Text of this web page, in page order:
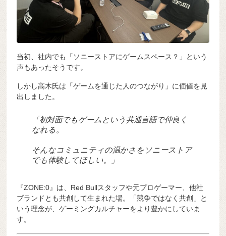
当初、社内でも「ソニーストアにゲームスペース？」という
声もあったそうです。
しかし高木氏は「ゲームを通じた人のつながり」に価値を見
出しました。
「初対面でもゲームという共通言語で仲良く
なれる。
そんなコミュニティの温かさをソニーストア
でも体験してほしい。」
『ZONE:0』は、Red Bullスタッフや元プロゲーマー、他社
ブランドとも共創して生まれた場。「競争ではなく共創」と
いう理念が、ゲーミングカルチャーをより豊かにしていま
す。